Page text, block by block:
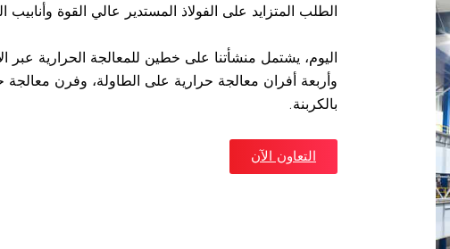
الطلب المتزايد على الفولاذ المستدير عالي القوة وأنابيب
اليوم، يشتمل منشأتنا على خطين للمعالجة الحرارية عبر
وأربعة أفران معالجة حرارية على الطاولة، وفرن معالجة
بالكربنة.
التعاون الآن